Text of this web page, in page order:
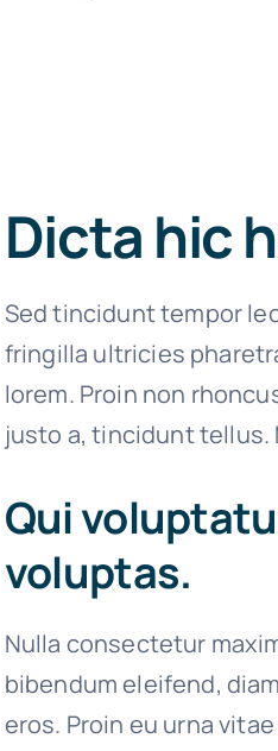
Dicta hic
Sed tincidunt tempor
fringilla ultricies
lorem. Proin non
justo a, tincidunt tellus.
Qui
voluptas.
Nulla consectetur
bibendum eleifend,
eros. Proin eu urna